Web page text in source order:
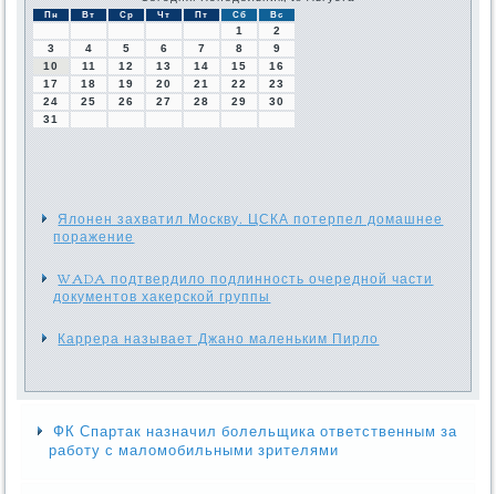
Пн Вт Ср Чт Пт Сб Вс
1
2
3
4 5 6 7 8
9
10
11 12 13 14 15
16
17
18 19 20 21 22
23
24
25 26 27 28 29
30
31
Ялонен захватил Москву. ЦСКА потерпел домашнее
поражение
WADA подтвердило подлинность очередной части
документов хакерской группы
Каррера называет Джано маленьким Пирло
ФК Спартак назначил болельщика ответственным за
работу с маломобильными зрителями